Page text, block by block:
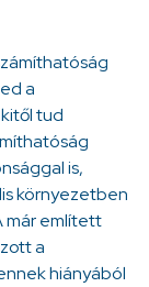
a
tud
is,
környezetben
már említett
a
hiányából